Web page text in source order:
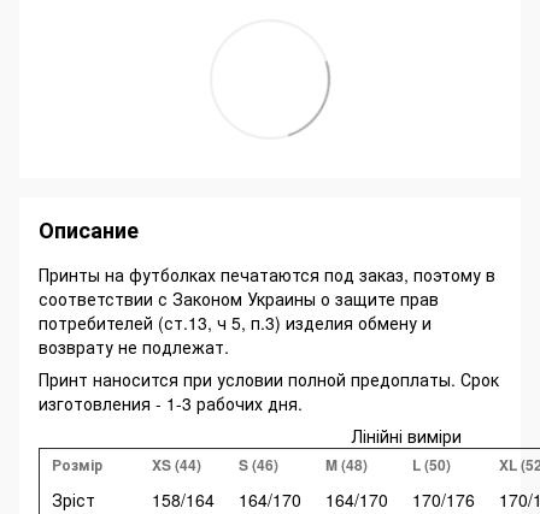
Описание
Принты на футболках печатаются под заказ, поэтому в
соответствии с Законом Украины о защите прав
потребителей (ст.13, ч 5, п.3) изделия обмену и
возврату не подлежат.
Принт наносится при условии полной предоплаты. Срок
изготовления - 1-3 рабочих дня.
Лінійні виміри
Розмір XS (44) S (46) M (48) L (50) XL
Зріст 158/164 164/170 164/170 170/176
170/